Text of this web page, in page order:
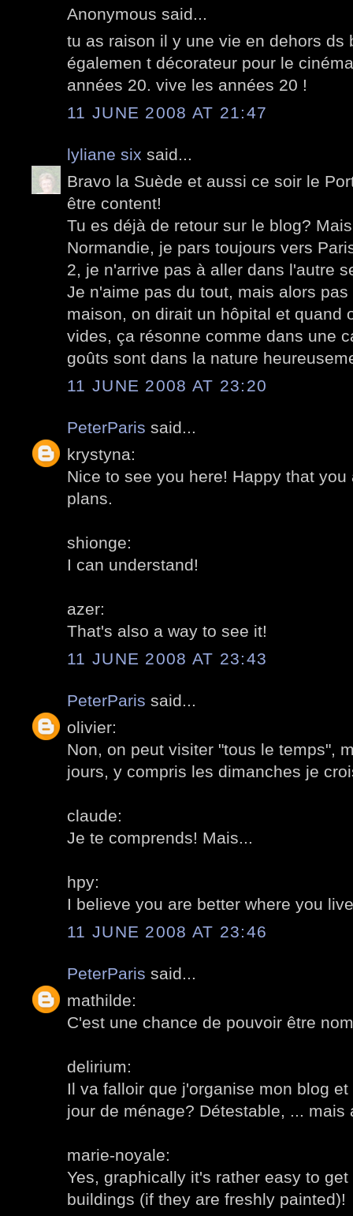
Anonymous said...
tu as raison il y une vie en dehors ds
égalemen t décorateur pour le
années 20. vive les années 20 !
11 JUNE 2008 AT 21:47
lyliane six said...
Bravo la Suède et aussi ce soir le
être content!
Tu es déjà de retour sur le blog?
Normandie, je pars toujours vers
2, je n'arrive pas à aller dans l'autre
Je n'aime pas du tout, mais alors
maison, on dirait un hôpital et quand
vides, ça résonne comme dans une
goûts sont dans la nature
11 JUNE 2008 AT 23:20
PeterParis said...
krystyna:
Nice to see you here! Happy that
plans.
shionge:
I can understand!
azer:
That's also a way to see it!
11 JUNE 2008 AT 23:43
PeterParis said...
olivier:
Non, on peut visiter "tous le temps",
jours, y compris les dimanches je
claude:
Je te comprends! Mais...
hpy:
I believe you are better where you
11 JUNE 2008 AT 23:46
PeterParis said...
mathilde:
C'est une chance de pouvoir être
delirium:
Il va falloir que j'organise mon blog
jour de ménage? Détestable, ... mais
marie-noyale:
Yes, graphically it's rather easy to
buildings (if they are freshly painted)!